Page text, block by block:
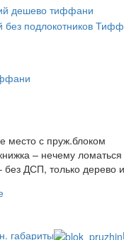
место с пруж.блоком
– нечему ломаться
без ДСП, только дерево
габариты